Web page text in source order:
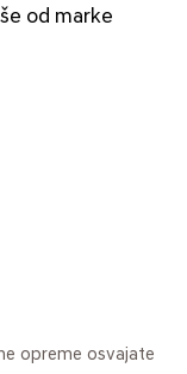
od marke
opreme osvajate